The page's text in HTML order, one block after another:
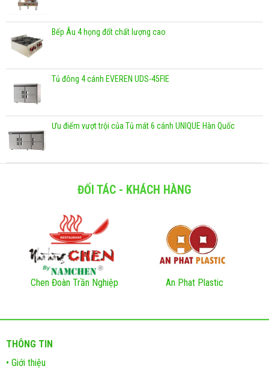
Bếp Âu 4 họng đốt chất lượng cao
Tủ đông 4 cánh EVEREN UDS-45FIE
Ưu điểm vượt trội của Tủ mát 6 cánh UNIQUE Hàn Quốc
ĐỐI TÁC - KHÁCH HÀNG
Chen Đoàn Trần Nghiệp An Phat Plastic
THÔNG TIN
• Giới thiệu